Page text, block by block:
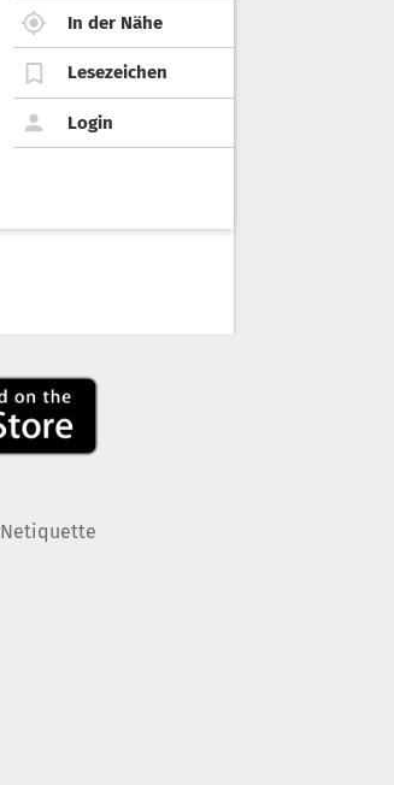
In der Nähe
Lesezeichen
Login
Netiquette